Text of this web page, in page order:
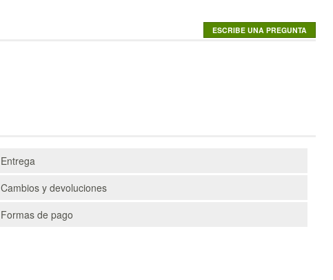
Entrega
Cambios y devoluciones
Formas de pago